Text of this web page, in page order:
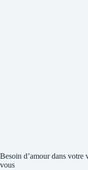
Besoin d’amour dans votre
vous